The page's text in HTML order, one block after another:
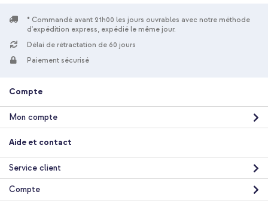
* Commandé avant 21h00 les jours ouvrables avec notre méthode
d'expédition express, expédié le même jour.
Délai de rétractation de 60 jours
Paiement sécurisé
Compte
Mon compte
Aide et contact
Service client
Compte